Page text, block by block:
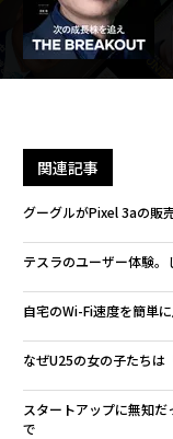
関連記事
グーグルがPixel 3aの販
テスラのユーザー体験
自宅のWi-Fi速度を簡単
なぜU25の女の子たちは
スタートアップに無知
で